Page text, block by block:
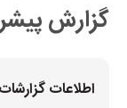
گزارش
اطلاعات گزارشات